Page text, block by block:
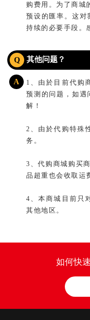
购费用。为了商城
预设的匯率。这对
持续的必要手段。
Q 其他问题？
A
1、由於目前代购
预测的问题，如遇
解！
2、由於代购特殊
务。
3、代购商城购买
品超重也会收取运
4、本商城目前只
其他地区。
如何快